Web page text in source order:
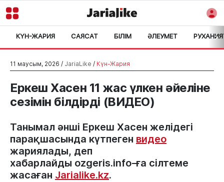
КҮН-ЖАРИЯ САЯСАТ БІЛІМ ӘЛЕУМЕТ >
11 маусым, 2026 / JariaLike / Күн-Жария
Еркеш Хасен 11 жас үлкен әйеліне
сезімін білдірді (ВИДЕО)
Танымал әнші Еркеш Хасен желідегі
парақшасында күтпеген видео
жариялады, деп
хабарлайды ozgeris.info-ға сілтеме
жасаған Jarialike.kz.